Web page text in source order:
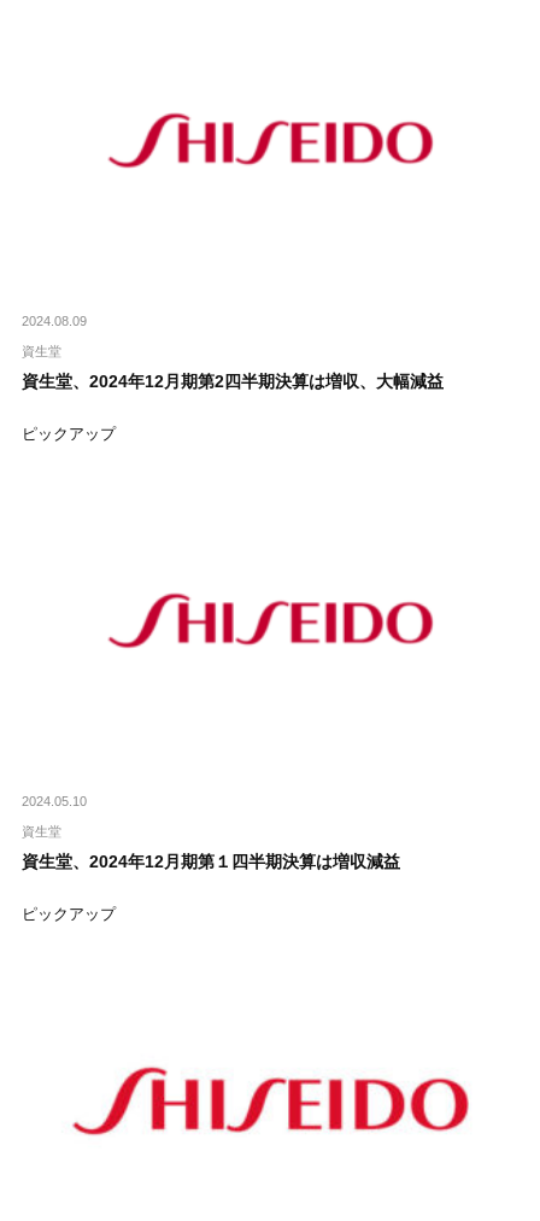
2024.08.09
資生堂
資生堂、2024年12月期第2四半期決算は増収、大幅減益
ピックアップ
2024.05.10
資生堂
資生堂、2024年12月期第１四半期決算は増収減益
ピックアップ